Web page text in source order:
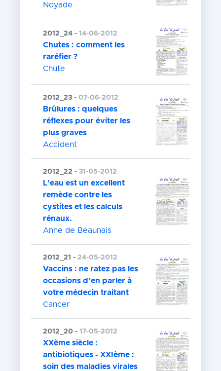
Noyade
2012_24 -14-06-2012
Chutes : comment les
raréfier ?
Chute
2012_23 -07-06-2012
Brûlures : quelques
réflexes pour éviter les
plus graves
Accident
2012_22 -31-05-2012
L’eau est un excellent
remède contre les
cystites et les calculs
rénaux.
Anne de Beaunais
2012_21 -24-05-2012
Vaccins : ne ratez pas les
occasions d’en parler à
votre médecin traitant
Cancer
2012_20 -17-05-2012
XXème siècle :
antibiotiques - XXIème :
soin des maladies virales